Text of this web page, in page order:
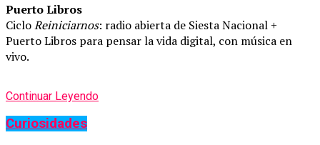
Puerto Libros
CicloReiniciarnos: radio abierta de Siesta Nacional +
Puerto Libros para pensar la vida digital, con música en
vivo.
Continuar Leyendo
Curiosidades